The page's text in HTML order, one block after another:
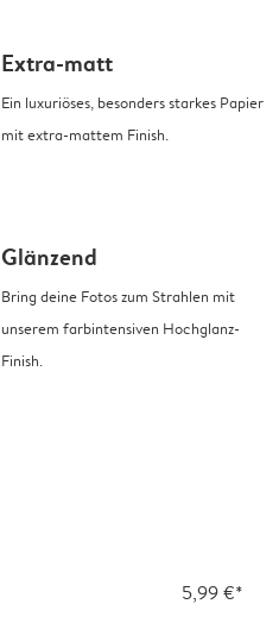
Extra-matt
Ein luxuriöses, besonders starkes Papier
mit extra-mattem Finish.
Glänzend
Bring deine Fotos zum Strahlen mit
unserem farbintensiven Hochglanz-
Finish.
5,99 €*